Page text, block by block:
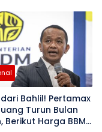
dari Bahlil! Pertamax
Turun Bulan
Berikut Harga BBM